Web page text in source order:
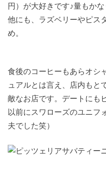
円）が大好きです♪量もかな
他にも、ラズベリーやピス
め。
食後のコーヒーもあらオシ
ュアルとは言え、店内もと
敵なお店です。デートにも
以前にスワローズのユニフ
夫でした笑）